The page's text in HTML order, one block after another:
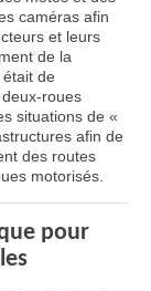
caméras afin
et leurs
de la
de
roues
situations de «
afin de
des routes
motorisés.
pour